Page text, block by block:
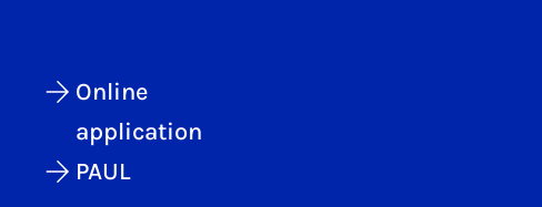
Online
application
PAUL